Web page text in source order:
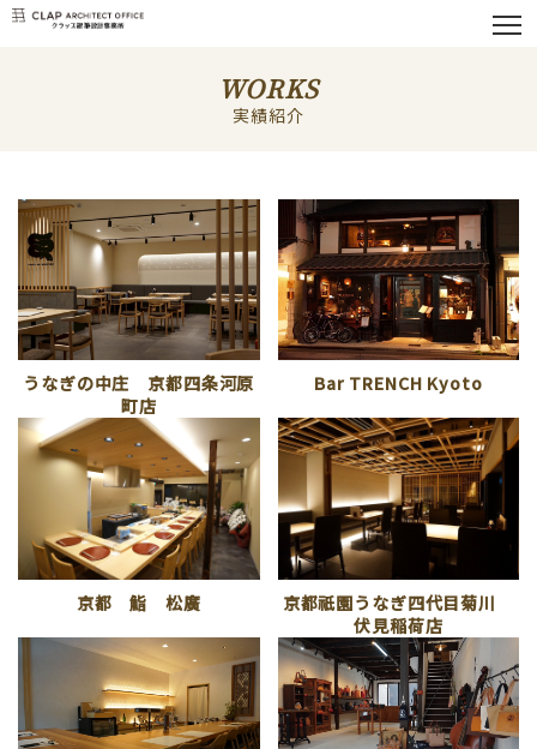
WORKS
実績紹介
うなぎの中庄 京都四条河原
町店
Bar TRENCH Kyoto
京都 鮨 松廣
京都祇園うなぎ四代目菊川
伏見稲荷店